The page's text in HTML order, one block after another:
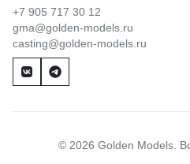
+7 905 717 30 12
gma@golden-models.ru
casting@golden-models.ru
© 2026 Golden Models.